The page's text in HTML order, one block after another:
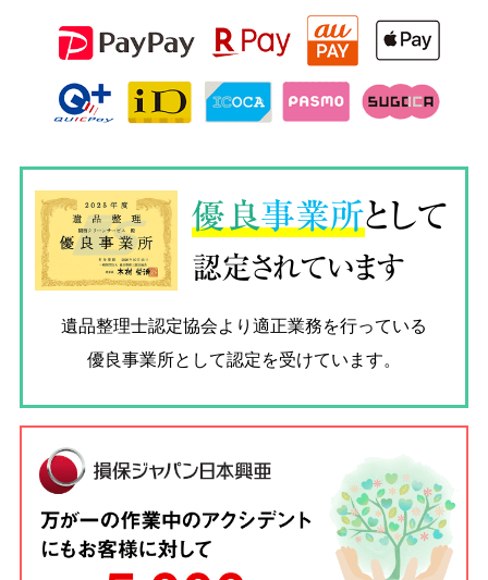
優良事業所として
認定されています
遺品整理士認定協会より適正業務を行っている
優良事業所として認定を受けています。